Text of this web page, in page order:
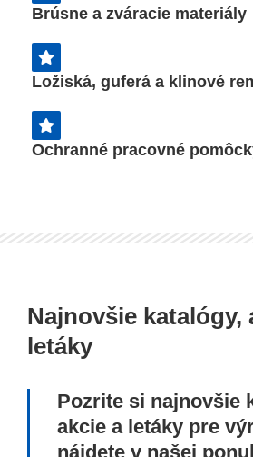
Brúsne a zváracie materiály
Ložiská, guferá a klinové
Ochranné pracovné
Najnovšie katalógy,
letáky
Pozrite si najnovšie
akcie a letáky pre
nájdete v našej